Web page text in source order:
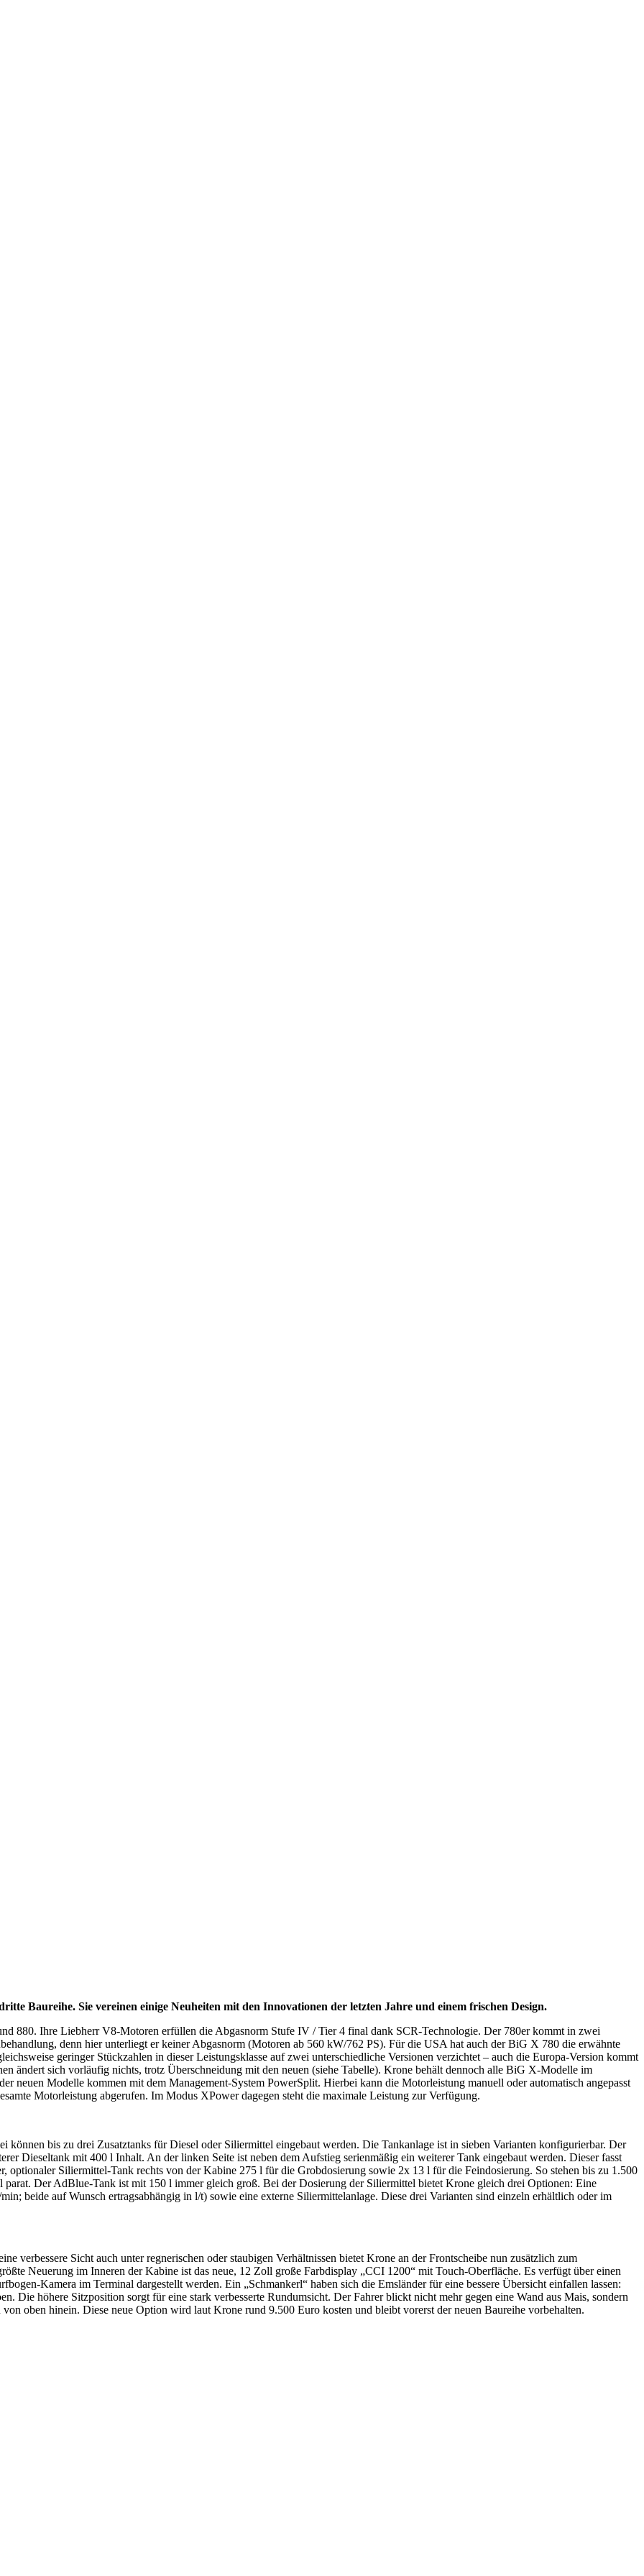
Baureihe. Sie vereinen einige Neuheiten mit den Innovationen der letzten Jahre und einem frischen Design.
880. Ihre Liebherr V8-Motoren erfüllen die Abgasnorm Stufe IV / Tier 4 final dank SCR-Technologie. Der 780er kommt in zwei
denn hier unterliegt er keiner Abgasnorm (Motoren ab 560 kW/762 PS). Für die USA hat auch der BiG X 780 die erwähnte
geringer Stückzahlen in dieser Leistungsklasse auf zwei unterschiedliche Versionen verzichtet – auch die Europa-Version kommt
ändert sich vorläufig nichts, trotz Überschneidung mit den neuen (siehe Tabelle). Krone behält dennoch alle BiG X-Modelle im
neuen Modelle kommen mit dem Management-System PowerSplit. Hierbei kann die Motorleistung manuell oder automatisch angepasst
Motorleistung abgerufen. Im Modus XPower dagegen steht die maximale Leistung zur Verfügung.
bis zu drei Zusatztanks für Diesel oder Siliermittel eingebaut werden. Die Tankanlage ist in sieben Varianten konfigurierbar. Der
Dieseltank mit 400 l Inhalt. An der linken Seite ist neben dem Aufstieg serienmäßig ein weiterer Tank eingebaut werden. Dieser fasst
Siliermittel-Tank rechts von der Kabine 275 l für die Grobdosierung sowie 2x 13 l für die Feindosierung. So stehen bis zu 1.500
Der AdBlue-Tank ist mit 150 l immer gleich groß. Bei der Dosierung der Siliermittel bietet Krone gleich drei Optionen: Eine
beide auf Wunsch ertragsabhängig in l/t) sowie eine externe Siliermittelanlage. Diese drei Varianten sind einzeln erhältlich oder im
verbessere Sicht auch unter regnerischen oder staubigen Verhältnissen bietet Krone an der Frontscheibe nun zusätzlich zum
Neuerung im Inneren der Kabine ist das neue, 12 Zoll große Farbdisplay „CCI 1200“ mit Touch-Oberfläche. Es verfügt über einen
Kamera im Terminal dargestellt werden. Ein „Schmankerl“ haben sich die Emsländer für eine bessere Übersicht einfallen lassen:
Die höhere Sitzposition sorgt für eine stark verbesserte Rundumsicht. Der Fahrer blickt nicht mehr gegen eine Wand aus Mais, sondern
oben hinein. Diese neue Option wird laut Krone rund 9.500 Euro kosten und bleibt vorerst der neuen Baureihe vorbehalten.